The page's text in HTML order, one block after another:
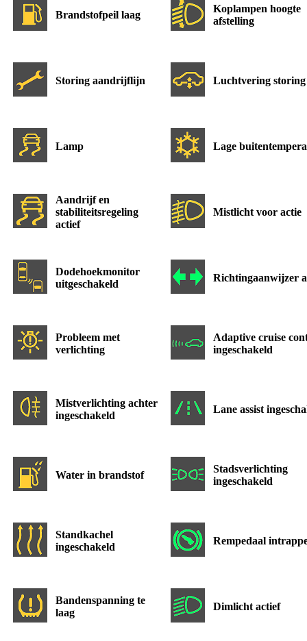
Brandstofpeil laag
Koplampen hoogte
afstelling
Storing aandrijflijn Luchtvering storing
Lamp Lage
Aandrijf en
stabiliteitsregeling
actief
Mistlicht voor actie
Dodehoekmonitor
uitgeschakeld
Richtingaanwijzer
Probleem met
verlichting
Adaptive cruise
ingeschakeld
Mistverlichting achter
ingeschakeld
Lane assist
Water in brandstof
Stadsverlichting
ingeschakeld
Standkachel
ingeschakeld
Rempedaal
Bandenspanning te
laag
Dimlicht actief